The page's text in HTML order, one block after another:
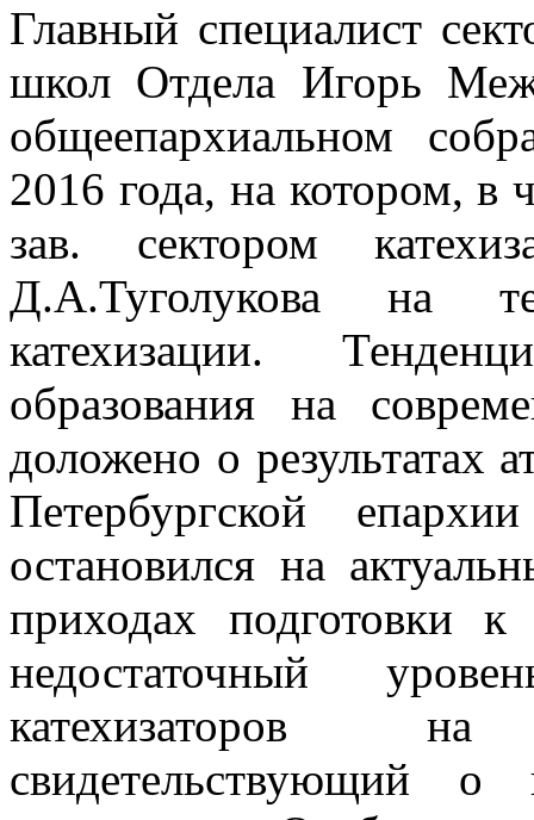
Главный специалист
школ Отдела Игорь
общеепархиальном
2016 года, на котором, в
зав. сектором
Д.А.Туголукова на
катехизации.
образования на
доложено о результатах
Петербургской
остановился на
приходах подготовки
недостаточный
катехизаторов
свидетельствующий о